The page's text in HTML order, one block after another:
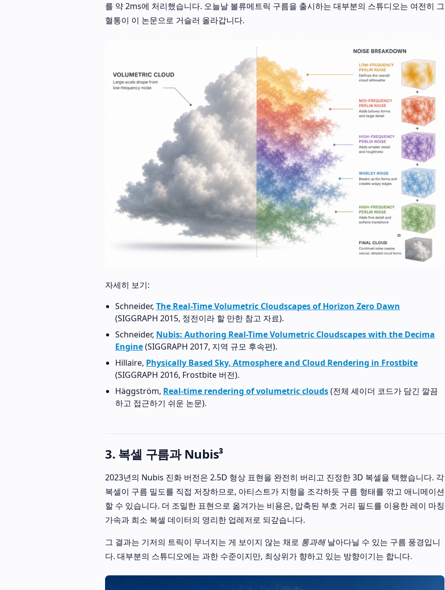
를 약 2ms에 처리했습니다. 오늘날 볼류메트릭 구름을 출시하는 대부분의 스튜디오는 여전히 그
혈통이 이 논문으로 거슬러 올라갑니다.
자세히 보기:
Schneider, The Real-Time Volumetric Cloudscapes of Horizon Zero Dawn
(SIGGRAPH 2015, 정전이라 할 만한 참고 자료).
Schneider, Nubis: Authoring Real-Time Volumetric Cloudscapes with the Decima
Engine(SIGGRAPH 2017, 지역 규모 후속편).
Hillaire, Physically Based Sky, Atmosphere and Cloud Rendering in Frostbite
(SIGGRAPH 2016, Frostbite 버전).
Häggström, Real-time rendering of volumetric clouds(전체 셰이더 코드가 담긴 깔끔
하고 접근하기 쉬운 논문).
3. 복셀 구름과 Nubis³
2023년의 Nubis 진화 버전은 2.5D 형상 표현을 완전히 버리고 진정한 3D 복셀을 택했습니다. 각
복셀이 구름 밀도를 직접 저장하므로, 아티스트가 지형을 조각하듯 구름 형태를 깎고 애니메이션
할 수 있습니다. 더 조밀한 표현으로 옮겨가는 비용은, 압축된 부호 거리 필드를 이용한 레이 마칭
가속과 희소 복셀 데이터의 영리한 업레저로 되갚습니다.
그 결과는 기저의 트릭이 무너지는 게 보이지 않는 채로 통과해날아다닐 수 있는 구름 풍경입니
다. 대부분의 스튜디오에는 과한 수준이지만, 최상위가 향하고 있는 방향이기는 합니다.